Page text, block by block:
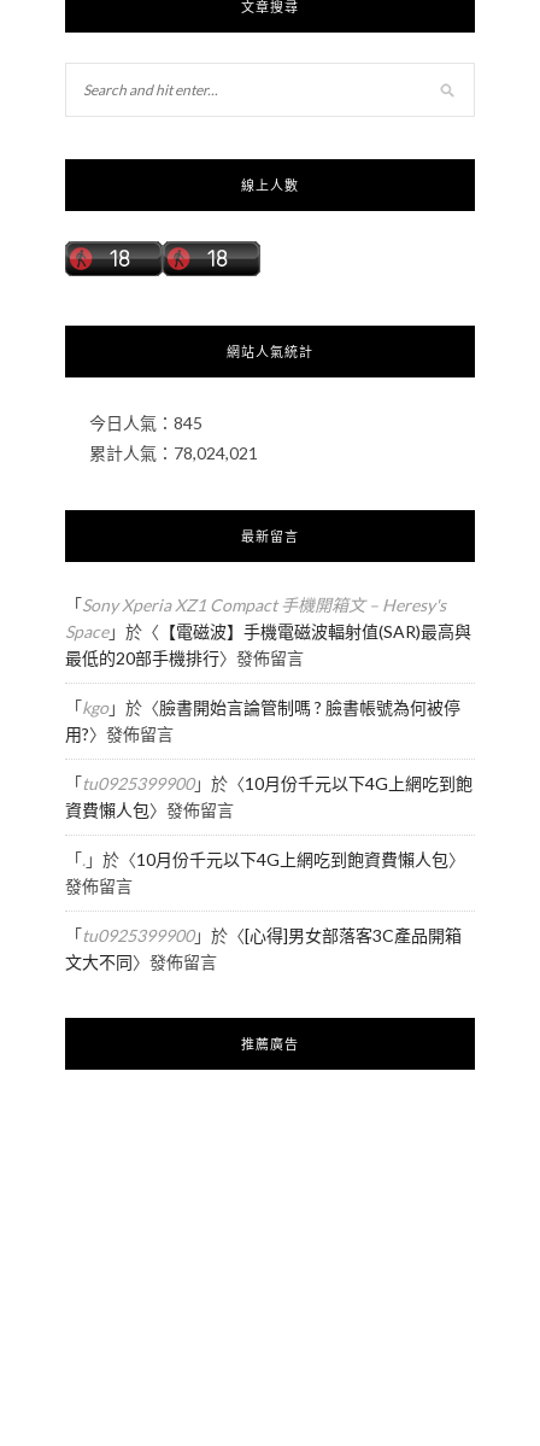
文章搜尋
線上人數
網站人氣統計
今日人氣： 845
累計人氣： 78,024,021
最新留言
「 Sony Xperia XZ1 Compact 手機開箱文 – Heresy's
Space」於〈 【電磁波】手機電磁波輻射值(SAR)最高與
最低的20部手機排行〉發佈留言
「 kgo」於〈臉書開始言論管制嗎 ? 臉書帳號為何被停
用?〉發佈留言
「 tu0925399900」於〈10月份千元以下4G上網吃到飽
資費懶人包〉發佈留言
「 .」於〈10月份千元以下4G上網吃到飽資費懶人包〉
發佈留言
「 tu0925399900」於〈[心得]男女部落客3C產品開箱
文大不同〉發佈留言
推薦廣告